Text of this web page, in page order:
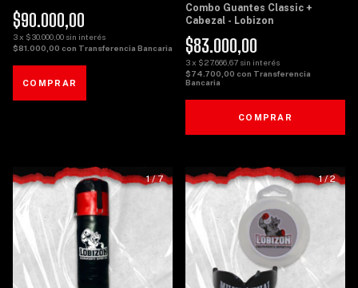
$90.000,00
3x $30.000,00 sin interés
$81.000,00 con Transferencia Bancaria
Combo Guantes Classic +
Cabezal - Lobizon
$83.000,00
3x $27.666,67 sin interés
$74.700,00 con Transferencia
Bancaria
COMPRAR
1/7 1/2